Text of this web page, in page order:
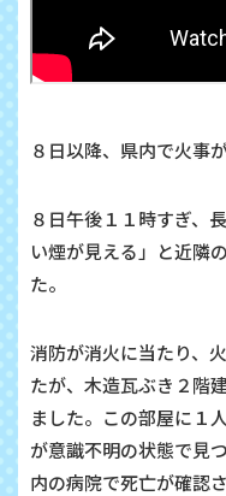
８日以降、県内で火事
８日午後１１時すぎ、
い煙が見える」と近隣
た。
消防が消火に当たり、
たが、木造瓦ぶき２階
ました。この部屋に１
が意識不明の状態で見
内の病院で死亡が確認